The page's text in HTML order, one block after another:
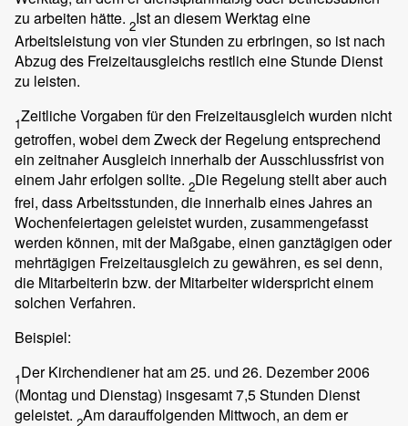
zu arbeiten hätte. 2Ist an diesem Werktag eine
Arbeitsleistung von vier Stunden zu erbringen, so ist nach
Abzug des Freizeitausgleichs restlich eine Stunde Dienst
zu leisten.
1Zeitliche Vorgaben für den Freizeitausgleich wurden nicht
getroffen, wobei dem Zweck der Regelung entsprechend
ein zeitnaher Ausgleich innerhalb der Ausschlussfrist von
einem Jahr erfolgen sollte. 2Die Regelung stellt aber auch
frei, dass Arbeitsstunden, die innerhalb eines Jahres an
Wochenfeiertagen geleistet wurden, zusammengefasst
werden können, mit der Maßgabe, einen ganztägigen oder
mehrtägigen Freizeitausgleich zu gewähren, es sei denn,
die Mitarbeiterin bzw. der Mitarbeiter widerspricht einem
solchen Verfahren.
Beispiel:
1Der Kirchendiener hat am 25. und 26. Dezember 2006
(Montag und Dienstag) insgesamt 7,5 Stunden Dienst
geleistet. 2Am darauffolgenden Mittwoch, an dem er